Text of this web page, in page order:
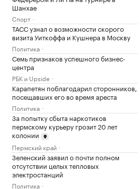
Шанхае
Спорт
ТАСС узнал о возможности скорого
визита Уиткоффа и Кушнера в Москву
Политика
Семь признаков успешного бизнес-
центра
РБК и Upside
Карапетян поблагодарил сторонников,
посещавших его во время ареста
Политика
За попытку сбыта наркотиков
пермскому курьеру грозит 20 лет
колонии
Пермский край
Зеленский заявил о почти полном
отсутствии целых тепловых
электростанций
Политика